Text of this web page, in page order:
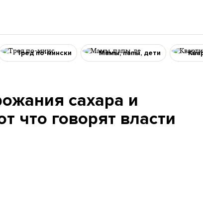
Тред по-мински Мамы, папы, дети
сахара и
что говорят власти